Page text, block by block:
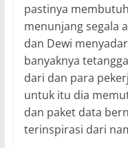
pastinya
menunjang segala
dan Dewi
banyaknya
dari dan para
untuk itu dia
dan paket data
terinspirasi dari